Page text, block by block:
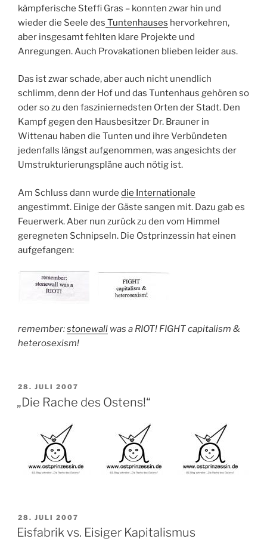
kämpferische Steffi Gras – konnten zwar hin und
wieder die Seele des Tuntenhauses hervorkehren,
aber insgesamt fehlten klare Projekte und
Anregungen. Auch Provakationen blieben leider aus.
Das ist zwar schade, aber auch nicht unendlich
schlimm, denn der Hof und das Tuntenhaus gehören so
oder so zu den fasziniernedsten Orten der Stadt. Den
Kampf gegen den Hausbesitzer Dr. Brauner in
Wittenau haben die Tunten und ihre Verbündeten
jedenfalls längst aufgenommen, was angesichts der
Umstrukturierungspläne auch nötig ist.
Am Schluss dann wurde die Internationale
angestimmt. Einige der Gäste sangen mit. Dazu gab es
Feuerwerk. Aber nun zurück zu den vom Himmel
geregneten Schnipseln. Die Ostprinzessin hat einen
aufgefangen:
remember:stonewall was a RIOT! FIGHT capitalism &
heterosexism!
VERÖFFENTLICHT
AM
28. JULI 2007
„Die Rache des Ostens!“
VERÖFFENTLICHT
AM
28. JULI 2007
Eisfabrik vs. Eisiger Kapitalismus